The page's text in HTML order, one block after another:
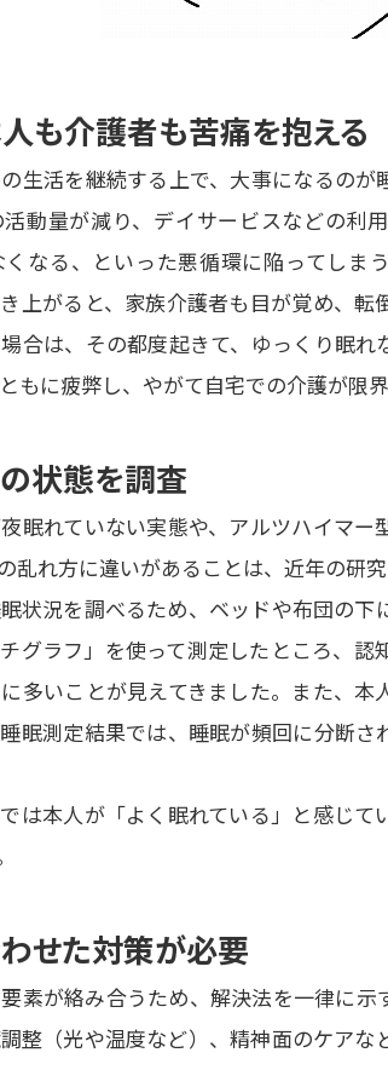
も介護者も苦痛を抱える
生活を継続する上で、大事になるの
動量が減り、デイサービスなどの利
なる、といった悪循環に陥ってしま
上がると、家族介護者も目が覚め、転
合は、その都度起きて、ゆっくり眠
もに疲弊し、やがて自宅での介護が限界
状態を調査
眠れていない実態や、アルツハイマ
乱れ方に違いがあることは、近年の研究
状況を調べるため、ベッドや布団の
グラフ」を使って測定したところ、
多いことが見えてきました。また、本
眠測定結果では、睡眠が頻回に分断
は本人が「よく眠れている」と感じ
せた対策が必要
素が絡み合うため、解決法を一律に示
整（光や温度など）、精神面のケア